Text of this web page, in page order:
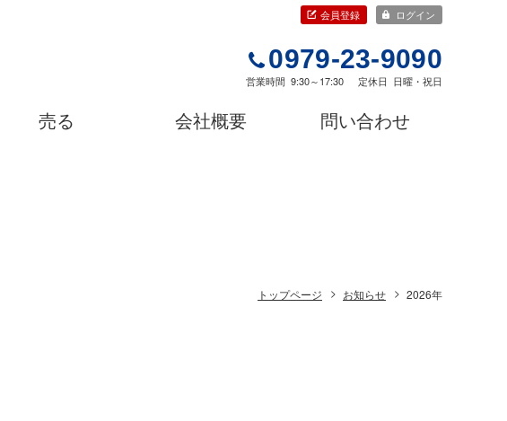
会員登録 ログイン
0979-23-9090
営業時間 9:30～17:30 定休日 日曜・祝日
売る 会社概要 問い合わせ
トップページ お知らせ 2026年